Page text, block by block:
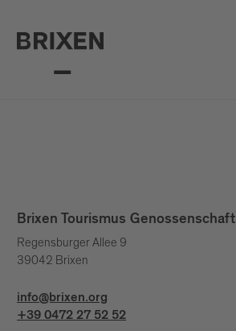
Brixen Tourismus Genossenschaft
Regensburger Allee 9
39042 Brixen
info@brixen.org
+39 0472 27 52 52